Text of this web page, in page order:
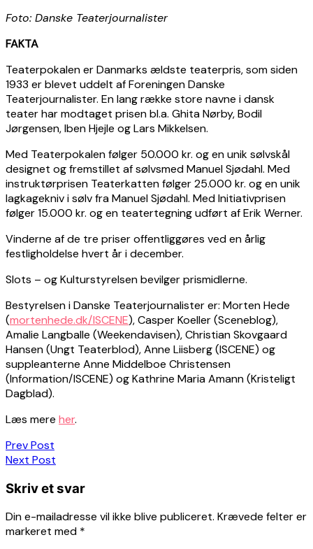
Foto: Danske Teaterjournalister
FAKTA
Teaterpokalen er Danmarks ældste teaterpris, som siden
1933 er blevet uddelt af Foreningen Danske
Teaterjournalister. En lang række store navne i dansk
teater har modtaget prisen bl.a. Ghita Nørby, Bodil
Jørgensen, Iben Hjejle og Lars Mikkelsen.
Med Teaterpokalen følger 50.000 kr. og en unik sølvskål
designet og fremstillet af sølvsmed Manuel Sjødahl. Med
instruktørprisen Teaterkatten følger 25.000 kr. og en unik
lagkagekniv i sølv fra Manuel Sjødahl. Med Initiativprisen
følger 15.000 kr. og en teatertegning udført af Erik Werner.
Vinderne af de tre priser offentliggøres ved en årlig
festligholdelse hvert år i december.
Slots – og Kulturstyrelsen bevilger prismidlerne.
Bestyrelsen i Danske Teaterjournalister er: Morten Hede
(mortenhede.dk/ISCENE), Casper Koeller (Sceneblog),
Amalie Langballe (Weekendavisen), Christian Skovgaard
Hansen (Ungt Teaterblod), Anne Liisberg (ISCENE) og
suppleanterne Anne Middelboe Christensen
(Information/ISCENE) og Kathrine Maria Amann (Kristeligt
Dagblad).
Læs mere her.
Indlægsnavigation
Prev Post
Next Post
Skriv et svar
Din e-mailadresse vil ikke blive publiceret. Krævede felter er
markeret med *